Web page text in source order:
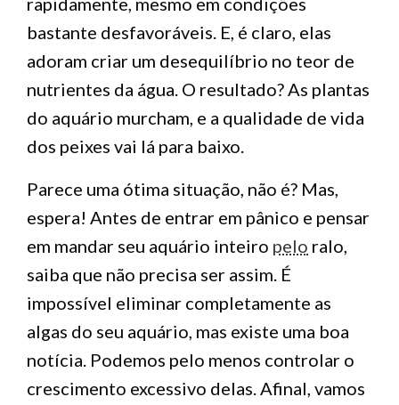
bastante desfavoráveis. E, é claro, elas
adoram criar um desequilíbrio no teor de
nutrientes da água. O resultado? As plantas
do aquário murcham, e a qualidade de vida
dos peixes vai lá para baixo.
Parece uma ótima situação, não é? Mas,
espera! Antes de entrar em pânico e pensar
em mandar seu aquário inteiro pelo ralo,
saiba que não precisa ser assim. É
impossível eliminar completamente as
algas do seu aquário, mas existe uma boa
notícia. Podemos pelo menos controlar o
crescimento excessivo delas. Afinal, vamos